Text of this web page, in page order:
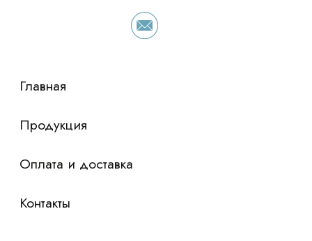
просто оставьте контакты чтобы мы
сориентировали по условиям